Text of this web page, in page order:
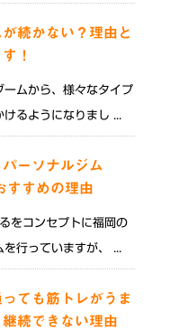
続かない？理由と
！
ームから、様々なタイプ
るようになりまし ...
ーソナルジム
すすめの理由
をコンセプトに福岡の
行っていますが、 ...
ても筋トレがうま
続できない理由